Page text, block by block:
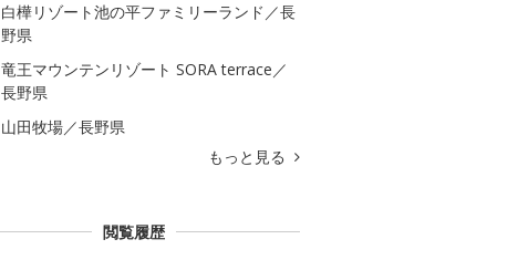
白樺リゾート池の平ファミリーランド／長
野県
竜王マウンテンリゾート SORA terrace／
長野県
山田牧場／長野県
もっと見る
閲覧履歴